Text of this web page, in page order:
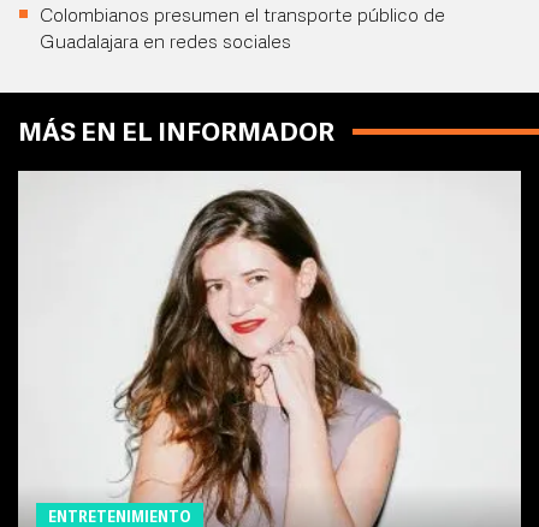
Colombianos presumen el transporte público de
Guadalajara en redes sociales
MÁS EN EL INFORMADOR
ENTRETENIMIENTO